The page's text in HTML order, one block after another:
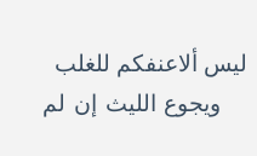
ألاعنفكم للغلب
ويجوع الليث إن لم